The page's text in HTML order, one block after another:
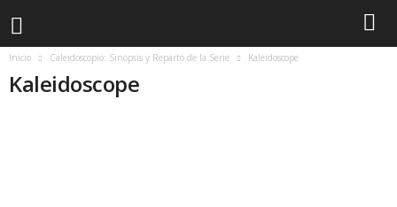
Inicio Caleidoscopio: Sinopsis y Reparto de la Serie Kaleidoscope
Kaleidoscope